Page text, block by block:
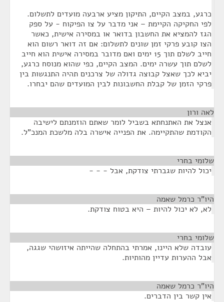
כרגע, במצב הקיים, התיקון מציע ארבעה מועדים לתשלום.
לפי החקיקה הקיימת – אני מדבר על צו הפיקוח - על ספק
הגז להמציא את החשבון בדואר או במסירה אישית, כאשר
הצו קובע פרקי זמן שונים לתשלום: אם זה דואר רשום הוא
חייב לשלם תוך 15 ימים ואם מדובר במסירה אישית הוא חייב
לשלם תוך עשרה ימים. המצב הקיים, כפי שהוא מנוסח כרגע,
יביא לכך שאצל קבוצה גדולה של צרכנים תהיה התנגשות בין
פרקי הזמן של קבלת החשבונות לבין המועדים שהם יבחרו.
לאה ורון
אנצל את האתנחתא בשביל לומר שאתם הוזמנתם לישיבה
הקודמת שהתקיימה. את הפנייה אישרה בלה מלשכת המנכ"ל.
שלומי בחרי
יכול להיות שגברתי צודקת, אבל - - -
היו"ר כרמל שאמה
לא, לא יכול להיות – היא בטוח צודקת.
שלומי בחרי
עובדה שלא היינו, אמרתי בהתחלה שהייתה איזושהי שגגה,
אבל ההערות עדיין מהותיות.
היו"ר כרמל שאמה
אין קשר בין הדברים.